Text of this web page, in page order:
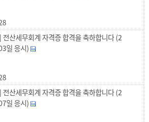
산세무회계 자격증 합격을 축하합니다 (2
일 응시)
산세무회계 자격증 합격을 축하합니다 (2
일 응시)